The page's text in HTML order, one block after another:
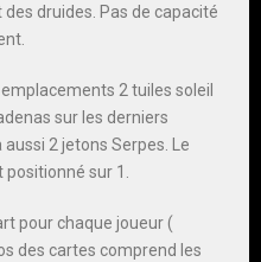
druides. Pas de capacité
2 tuiles soleil
sur les derniers
2 jetons Serpes. Le
sur 1.
pour chaque joueur (
des cartes comprend les